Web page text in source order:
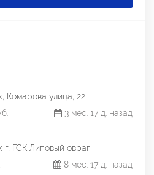
Комарова улица, 22
3 мес. 17 д. назад
г, ГСК Липовый овраг
8 мес. 17 д. назад